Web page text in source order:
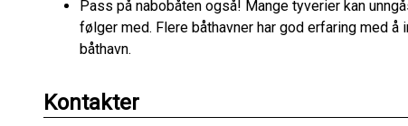
Pass på nabobåten også! Mange tyverier kan
følger med. Flere båthavner har god erfaring med
båthavn.
Kontakter